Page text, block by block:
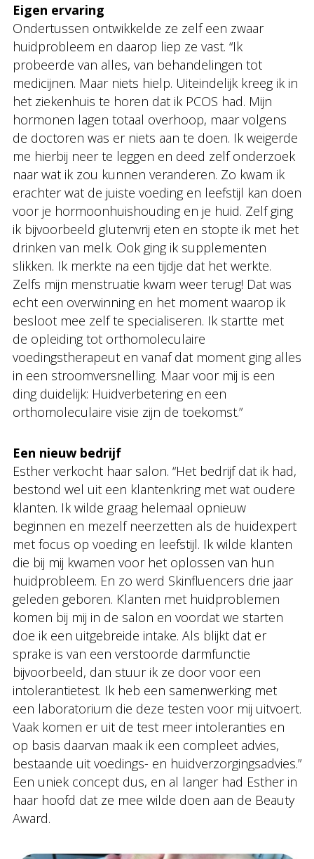
Eigen ervaring
Ondertussen ontwikkelde ze zelf een zwaar
huidprobleem en daarop liep ze vast. “Ik
probeerde van alles, van behandelingen tot
medicijnen. Maar niets hielp. Uiteindelijk kreeg ik in
het ziekenhuis te horen dat ik PCOS had. Mijn
hormonen lagen totaal overhoop, maar volgens
de doctoren was er niets aan te doen. Ik weigerde
me hierbij neer te leggen en deed zelf onderzoek
naar wat ik zou kunnen veranderen. Zo kwam ik
erachter wat de juiste voeding en leefstijl kan doen
voor je hormoonhuishouding en je huid. Zelf ging
ik bijvoorbeeld glutenvrij eten en stopte ik met het
drinken van melk. Ook ging ik supplementen
slikken. Ik merkte na een tijdje dat het werkte.
Zelfs mijn menstruatie kwam weer terug! Dat was
echt een overwinning en het moment waarop ik
besloot mee zelf te specialiseren. Ik startte met
de opleiding tot orthomoleculaire
voedingstherapeut en vanaf dat moment ging alles
in een stroomversnelling. Maar voor mij is een
ding duidelijk: Huidverbetering en een
orthomoleculaire visie zijn de toekomst.”
Een nieuw bedrijf
Esther verkocht haar salon. “Het bedrijf dat ik had,
bestond wel uit een klantenkring met wat oudere
klanten. Ik wilde graag helemaal opnieuw
beginnen en mezelf neerzetten als de huidexpert
met focus op voeding en leefstijl. Ik wilde klanten
die bij mij kwamen voor het oplossen van hun
huidprobleem. En zo werd Skinfluencers drie jaar
geleden geboren. Klanten met huidproblemen
komen bij mij in de salon en voordat we starten
doe ik een uitgebreide intake. Als blijkt dat er
sprake is van een verstoorde darmfunctie
bijvoorbeeld, dan stuur ik ze door voor een
intolerantietest. Ik heb een samenwerking met
een laboratorium die deze testen voor mij uitvoert.
Vaak komen er uit de test meer intoleranties en
op basis daarvan maak ik een compleet advies,
bestaande uit voedings- en huidverzorgingsadvies.”
Een uniek concept dus, en al langer had Esther in
haar hoofd dat ze mee wilde doen aan de Beauty
Award.